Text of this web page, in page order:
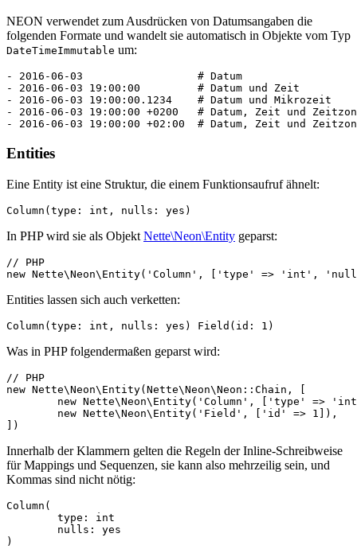
NEON verwendet zum Ausdrücken von Datumsangaben die
folgenden Formate und wandelt sie automatisch in Objekte vom Typ
DateTimeImmutable um:
- 2016-06-03                  # Datum
- 2016-06-03 19:00:00         # Datum und Zeit
- 2016-06-03 19:00:00.1234    # Datum und Mikrozeit
- 2016-06-03 19:00:00 +0200   # Datum, Zeit und
Entities
Eine Entity ist eine Struktur, die einem Funktionsaufruf ähnelt:
In PHP wird sie als Objekt Nette\Neon\Entity geparst:
// PHP
Entities lassen sich auch verketten:
Was in PHP folgendermaßen geparst wird:
// PHP
new Nette\Neon\Entity(Nette\Neon\Neon::Chain, [
Innerhalb der Klammern gelten die Regeln der Inline-Schreibweise
für Mappings und Sequenzen, sie kann also mehrzeilig sein, und
Kommas sind nicht nötig:
Column(